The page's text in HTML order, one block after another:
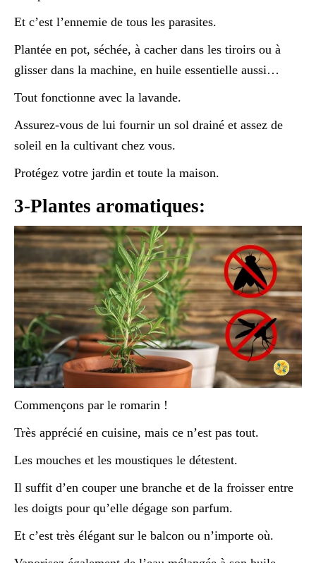
Et c’est l’ennemie de tous les parasites.
Plantée en pot, séchée, à cacher dans les tiroirs ou à
glisser dans la machine, en huile essentielle aussi…
Tout fonctionne avec la lavande.
Assurez-vous de lui fournir un sol drainé et assez de
soleil en la cultivant chez vous.
Protégez votre jardin et toute la maison.
3-Plantes aromatiques:
Commençons par le romarin !
Très apprécié en cuisine, mais ce n’est pas tout.
Les mouches et les moustiques le détestent.
Il suffit d’en couper une branche et de la froisser entre
les doigts pour qu’elle dégage son parfum.
Et c’est très élégant sur le balcon ou n’importe où.